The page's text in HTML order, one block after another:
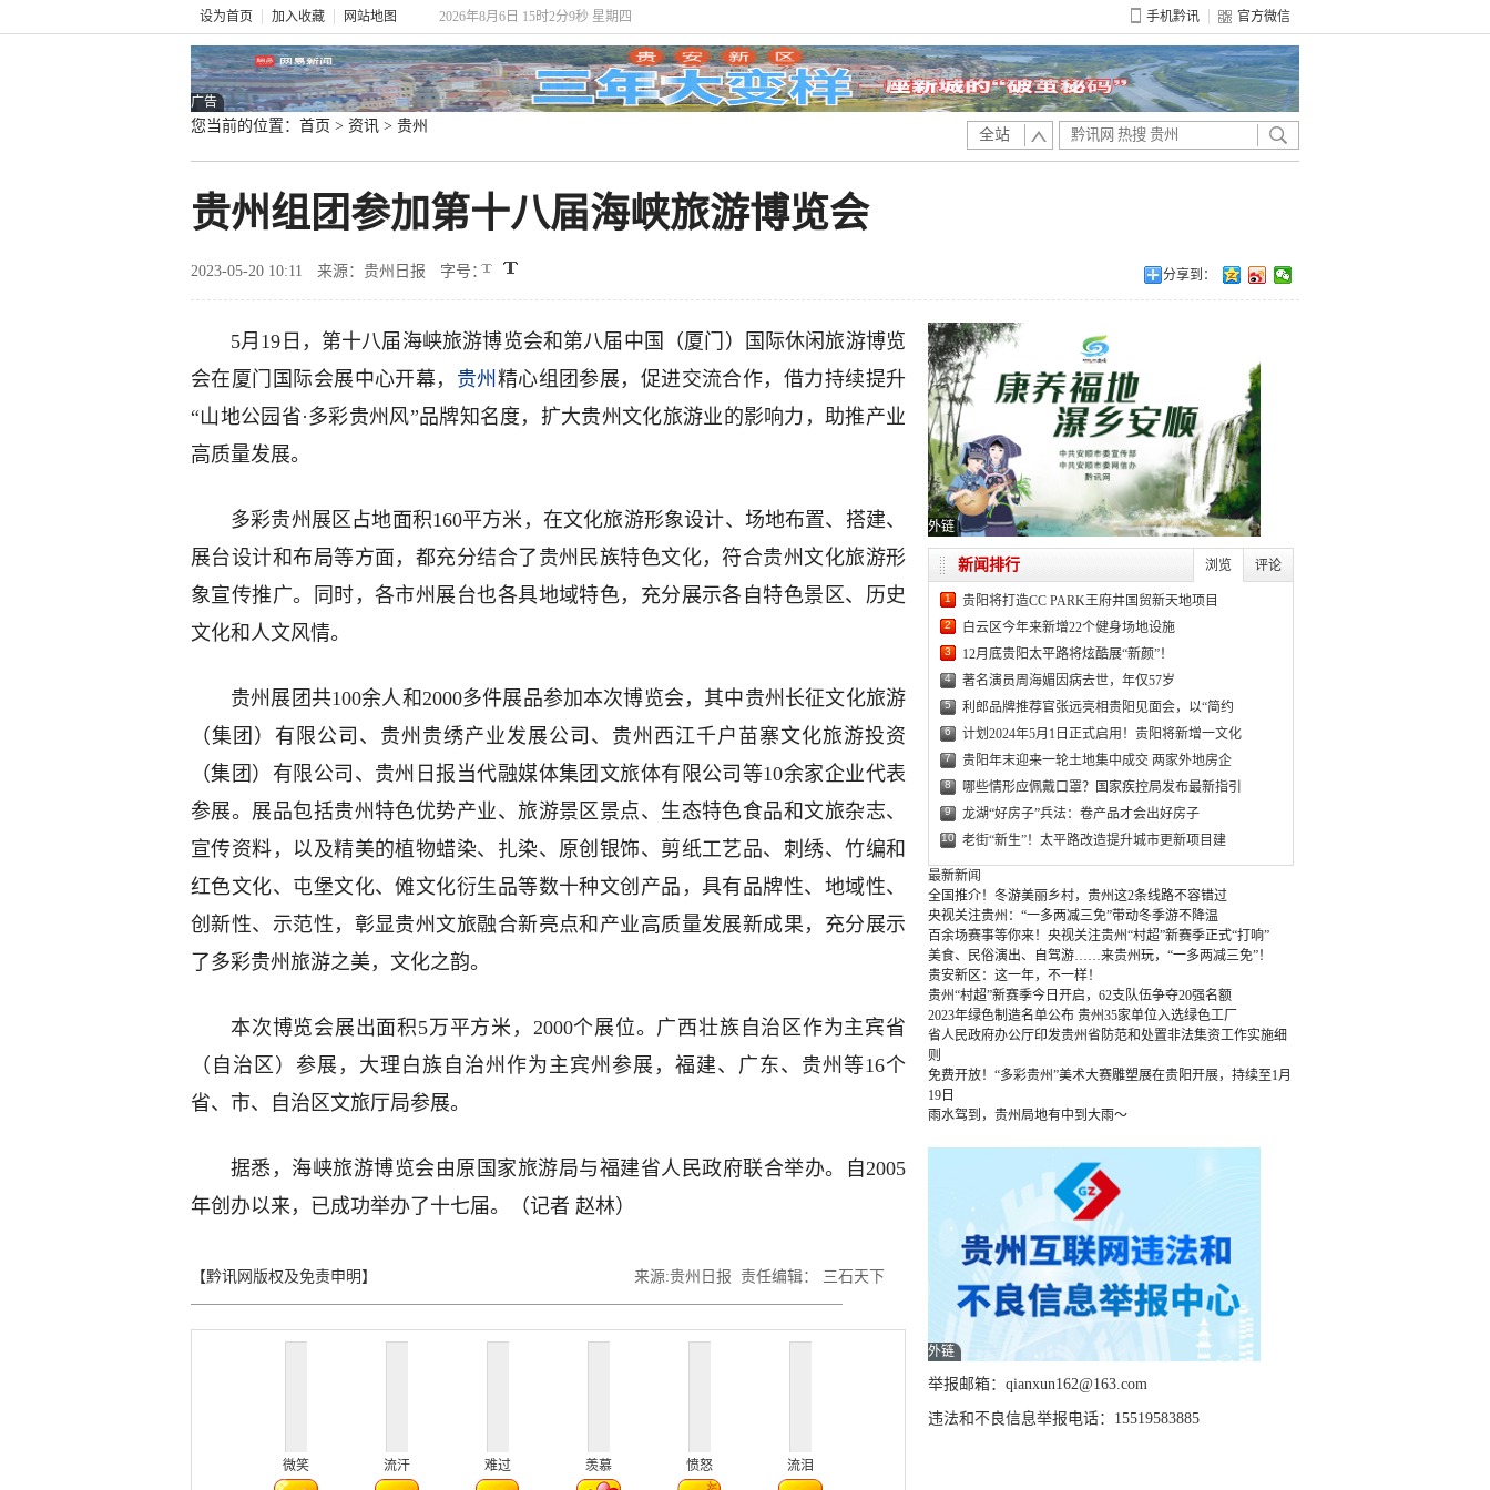
设为首页 加入收藏 网站地图 2026年8月6日 15时2分9秒 星期四 手机黔讯 官方微信
广告
您当前的位置： 首页 > 资讯 > 贵州
全站
贵州组团参加第十八届海峡旅游博览会
2023-05-20 10:11 来源：贵州日报 字号： 分享到：
5月19日，第十八届海峡旅游博览会和第八届中国（厦门）国际休闲旅游博览
会在厦门国际会展中心开幕， 贵州 精心组团参展，促进交流合作，借力持续提升
“山地公园省·多彩贵州风”品牌知名度，扩大贵州文化旅游业的影响力，助推产业
高质量发展。
多彩贵州展区占地面积160平方米，在文化旅游形象设计、场地布置、搭建、
展台设计和布局等方面，都充分结合了贵州民族特色文化，符合贵州文化旅游形
象宣传推广。同时，各市州展台也各具地域特色，充分展示各自特色景区、历史
文化和人文风情。
贵州展团共100余人和2000多件展品参加本次博览会，其中贵州长征文化旅游
（集团）有限公司、贵州贵绣产业发展公司、贵州西江千户苗寨文化旅游投资
（集团）有限公司、贵州日报当代融媒体集团文旅体有限公司等10余家企业代表
参展。展品包括贵州特色优势产业、旅游景区景点、生态特色食品和文旅杂志、
宣传资料，以及精美的植物蜡染、扎染、原创银饰、剪纸工艺品、刺绣、竹编和
红色文化、屯堡文化、傩文化衍生品等数十种文创产品，具有品牌性、地域性、
创新性、示范性，彰显贵州文旅融合新亮点和产业高质量发展新成果，充分展示
了多彩贵州旅游之美，文化之韵。
本次博览会展出面积5万平方米，2000个展位。广西壮族自治区作为主宾省
（自治区）参展，大理白族自治州作为主宾州参展，福建、广东、贵州等16个
省、市、自治区文旅厅局参展。
据悉，海峡旅游博览会由原国家旅游局与福建省人民政府联合举办。自2005
年创办以来，已成功举办了十七届。（记者 赵林）
【黔讯网版权及免责申明】 来源:贵州日报 责任编辑： 三石天下
微笑 流汗 难过 羡慕 愤怒 流泪
外链
浏览 评论
新闻排行
1 贵阳将打造CC PARK王府井国贸新天地项目
2 白云区今年来新增22个健身场地设施
3 12月底贵阳太平路将炫酷展“新颜”！
4 著名演员周海媚因病去世，年仅57岁
5 利郎品牌推荐官张远亮相贵阳见面会，以“简约
6 计划2024年5月1日正式启用！贵阳将新增一文化
7 贵阳年末迎来一轮土地集中成交 两家外地房企
8 哪些情形应佩戴口罩？国家疾控局发布最新指引
9 龙湖“好房子”兵法：卷产品才会出好房子
10 老街“新生”！太平路改造提升城市更新项目建
最新新闻
全国推介！冬游美丽乡村，贵州这2条线路不容错过
央视关注贵州：“一多两减三免”带动冬季游不降温
百余场赛事等你来！央视关注贵州“村超”新赛季正式“打响”
美食、民俗演出、自驾游……来贵州玩，“一多两减三免”！
贵安新区：这一年，不一样！
贵州“村超”新赛季今日开启，62支队伍争夺20强名额
2023年绿色制造名单公布 贵州35家单位入选绿色工厂
省人民政府办公厅印发贵州省防范和处置非法集资工作实施细
则
免费开放！“多彩贵州”美术大赛雕塑展在贵阳开展，持续至1月
19日
雨水驾到，贵州局地有中到大雨～
外链
举报邮箱：qianxun162@163.com
违法和不良信息举报电话：15519583885